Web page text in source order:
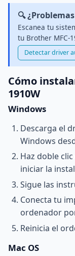
🔍
Escanea tu
tu Brother MFC-
Detectar driver
Cómo
1910W
Windows
Descarga el
Windows
Haz doble
iniciar la
Sigue las
Conecta tu
ordenador
Reinicia el
Mac OS